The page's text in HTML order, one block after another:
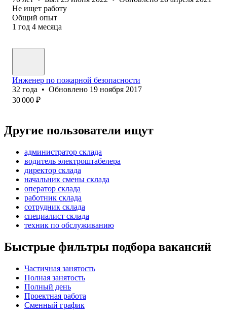
Не ищет работу
Общий опыт
1 год 4 месяца
Инженер по пожарной безопасности
32 года • Обновлено 19 ноября 2017
30 000 ₽
Другие пользователи ищут
администратор склада
водитель электроштабелера
директор склада
начальник смены склада
оператор склада
работник склада
сотрудник склада
специалист склада
техник по обслуживанию
Быстрые фильтры подбора вакансий
Частичная занятость
Полная занятость
Полный день
Проектная работа
Сменный график